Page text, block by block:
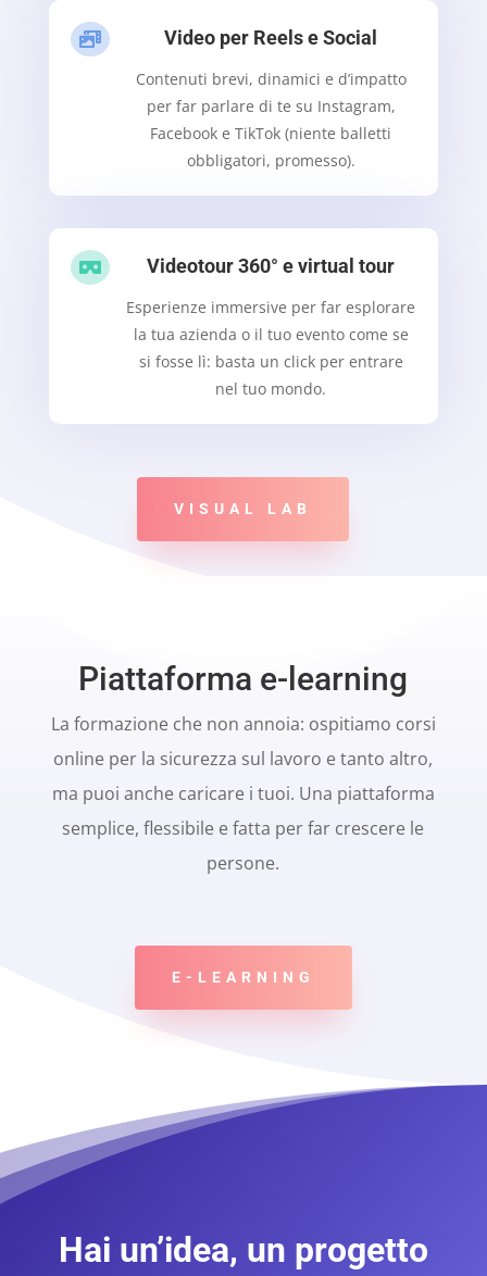
 Video per Reels e Social
Contenuti brevi, dinamici e d’impatto
per far parlare di te su Instagram,
Facebook e TikTok (niente balletti
obbligatori, promesso).
 Videotour 360° e virtual tour
Esperienze immersive per far esplorare
la tua azienda o il tuo evento come se
si fosse lì: basta un click per entrare
nel tuo mondo.
VISUAL LAB
Piattaforma e-learning
La formazione che non annoia: ospitiamo corsi
online per la sicurezza sul lavoro e tanto altro,
ma puoi anche caricare i tuoi. Una piattaforma
semplice, flessibile e fatta per far crescere le
persone.
E-LEARNING
Hai un’idea, un progetto